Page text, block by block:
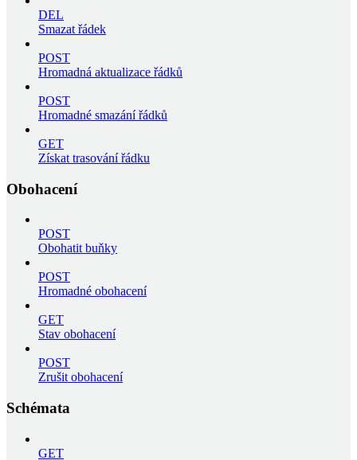
DEL
Smazat řádek
POST
Hromadná aktualizace řádků
POST
Hromadné smazání řádků
GET
Získat trasování řádku
Obohacení
POST
Obohatit buňky
POST
Hromadné obohacení
GET
Stav obohacení
POST
Zrušit obohacení
Schémata
GET